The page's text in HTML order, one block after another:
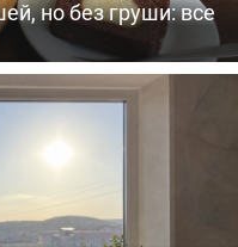
но без груши: все